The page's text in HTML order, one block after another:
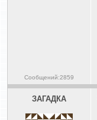
Сообщений:2859
ЗАГАДКА